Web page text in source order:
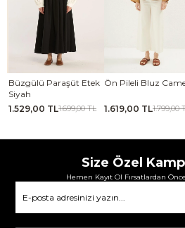
Büzgülü Paraşüt Etek
Siyah
1.529,00 TL1.699,00 TL
Ön Pileli Bluz
1.619,00 TL1.799,00
Size Özel
Hemen Kayıt Ol Fırsatlardan